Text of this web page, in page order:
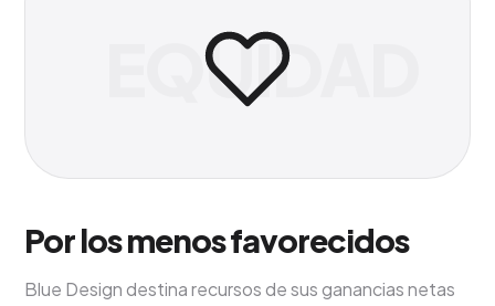
EQUIDAD
Por los menos favorecidos
Blue Design destina recursos de sus ganancias netas